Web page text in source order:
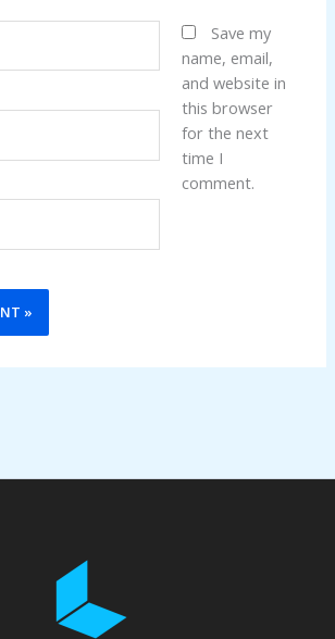
Save my
name, email,
and website in
this browser
for the next
time I
comment.